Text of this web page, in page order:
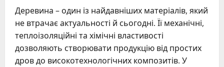
Деревина – один із найдавніших матеріалів, який
не втрачає актуальності й сьогодні. Її механічні,
теплоізоляційні та хімічні властивості
дозволяють створювати продукцію від простих
дров до високотехнологічних композитів. У